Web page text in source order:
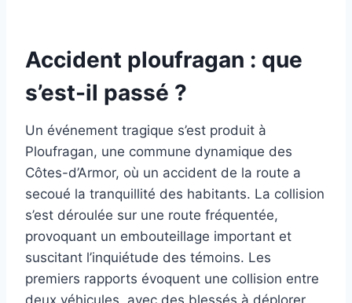
Accident ploufragan : que
s’est-il passé ?
Un événement tragique s’est produit à
Ploufragan, une commune dynamique des
Côtes-d’Armor, où un accident de la route a
secoué la tranquillité des habitants. La collision
s’est déroulée sur une route fréquentée,
provoquant un embouteillage important et
suscitant l’inquiétude des témoins. Les
premiers rapports évoquent une collision entre